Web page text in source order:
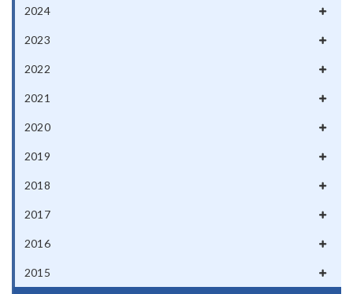
2024
2023
2022
2021
2020
2019
2018
2017
2016
2015